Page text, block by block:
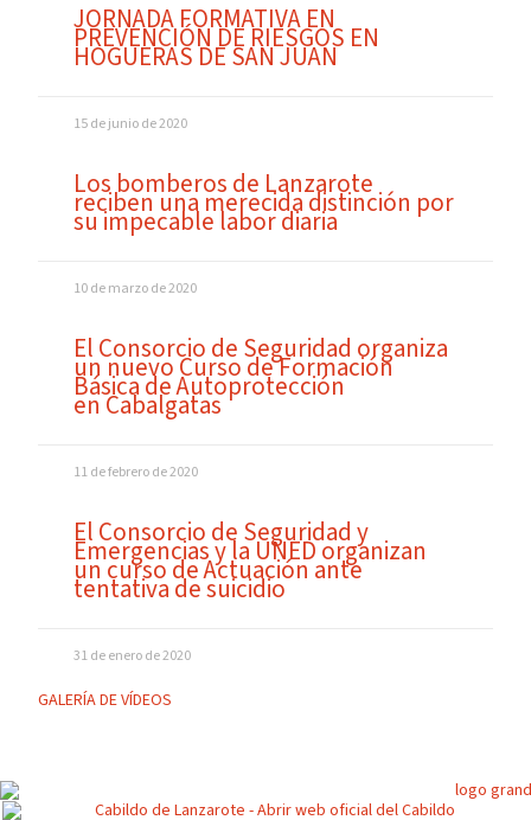
JORNADA FORMATIVA EN
PREVENCIÓN DE RIESGOS EN
HOGUERAS DE SAN JUAN
15 de junio de 2020
Los bomberos de Lanzarote
reciben una merecida distinción por
su impecable labor diaria
10 de marzo de 2020
El Consorcio de Seguridad organiza
un nuevo Curso de Formación
Básica de Autoprotección
en Cabalgatas
11 de febrero de 2020
El Consorcio de Seguridad y
Emergencias y la UNED organizan
un curso de Actuación ante
tentativa de suicidio
31 de enero de 2020
GALERÍA DE VÍDEOS